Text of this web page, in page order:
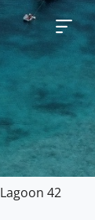
Lagoon 42